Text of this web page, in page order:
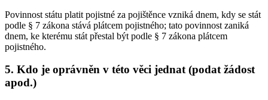
Povinnost státu platit pojistné za pojištěnce vzniká dnem, kdy se stát
podle § 7 zákona stává plátcem pojistného; tato povinnost zaniká
dnem, ke kterému stát přestal být podle § 7 zákona plátcem
pojistného.
5. Kdo je oprávněn v této věci jednat (podat žádost
apod.)